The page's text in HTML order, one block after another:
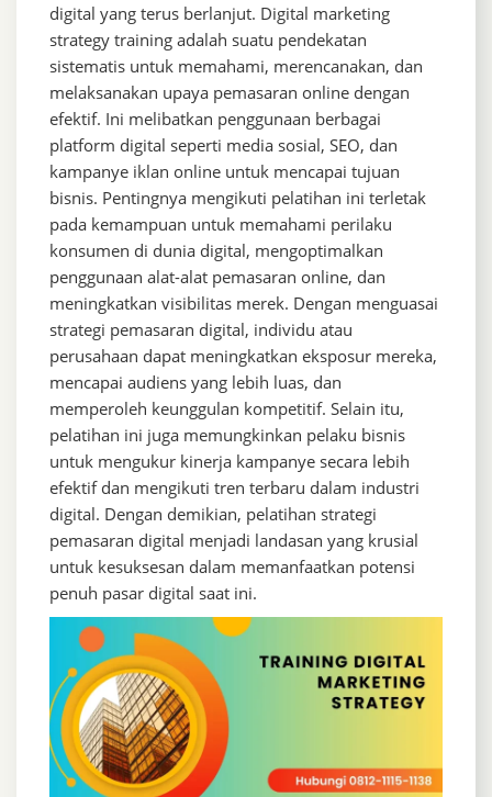
digital yang terus berlanjut. Digital marketing
strategy training adalah suatu pendekatan
sistematis untuk memahami, merencanakan, dan
melaksanakan upaya pemasaran online dengan
efektif. Ini melibatkan penggunaan berbagai
platform digital seperti media sosial, SEO, dan
kampanye iklan online untuk mencapai tujuan
bisnis. Pentingnya mengikuti pelatihan ini terletak
pada kemampuan untuk memahami perilaku
konsumen di dunia digital, mengoptimalkan
penggunaan alat-alat pemasaran online, dan
meningkatkan visibilitas merek. Dengan menguasai
strategi pemasaran digital, individu atau
perusahaan dapat meningkatkan eksposur mereka,
mencapai audiens yang lebih luas, dan
memperoleh keunggulan kompetitif. Selain itu,
pelatihan ini juga memungkinkan pelaku bisnis
untuk mengukur kinerja kampanye secara lebih
efektif dan mengikuti tren terbaru dalam industri
digital. Dengan demikian, pelatihan strategi
pemasaran digital menjadi landasan yang krusial
untuk kesuksesan dalam memanfaatkan potensi
penuh pasar digital saat ini.